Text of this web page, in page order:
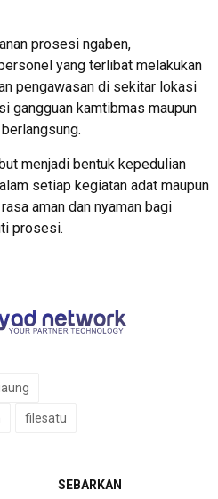
prosesi ngaben,
yang terlibat melakukan
pengawasan di sekitar lokasi
gangguan kamtibmas maupun
menjadi bentuk kepedulian
setiap kegiatan adat maupun
aman dan nyaman bagi
prosesi.
filesatu
SEBARKAN